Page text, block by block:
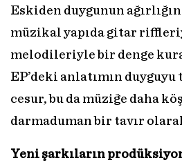
Eskiden duygunun
müzikal yapıda gitar
melodileriyle bir denge
EP’deki anlatımın duyguyu
cesur, bu da müziğe daha
darmaduman bir tavır
Yeni şarkıların